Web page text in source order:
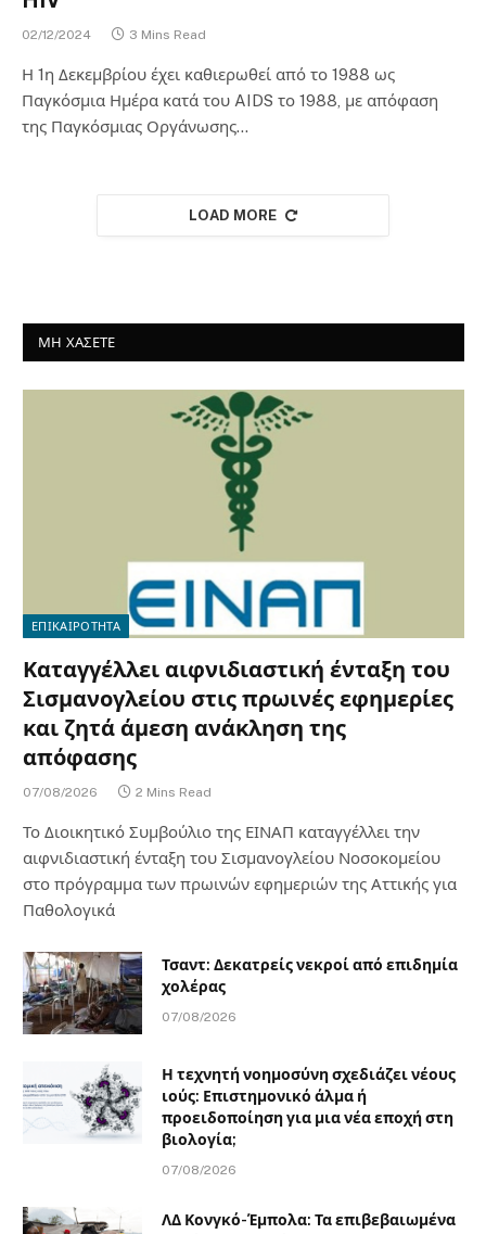
02/12/2024 3 Mins Read
Η 1η Δεκεμβρίου έχει καθιερωθεί από το 1988 ως
Παγκόσμια Ημέρα κατά του AIDS το 1988, με απόφαση
της Παγκόσμιας Οργάνωσης…
LOAD MORE
ΜΗ ΧΑΣΕΤΕ
ΕΠΙΚΑΙΡΟΤΗΤΑ
Καταγγέλλει αιφνιδιαστική ένταξη του
Σισμανογλείου στις πρωινές εφημερίες
και ζητά άμεση ανάκληση της
απόφασης
07/08/2026 2 Mins Read
Το Διοικητικό Συμβούλιο της ΕΙΝΑΠ καταγγέλλει την
αιφνιδιαστική ένταξη του Σισμανογλείου Νοσοκομείου
στο πρόγραμμα των πρωινών εφημεριών της Αττικής για
Παθολογικά
Τσαντ: Δεκατρείς νεκροί από επιδημία
χολέρας
07/08/2026
Η τεχνητή νοημοσύνη σχεδιάζει νέους
ιούς: Επιστημονικό άλμα ή
προειδοποίηση για μια νέα εποχή στη
βιολογία;
07/08/2026
ΛΔ Κονγκό-Έμπολα: Τα επιβεβαιωμένα